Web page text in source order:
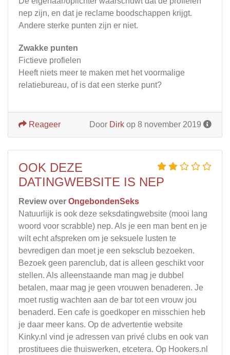
nep zijn, en dat je reclame boodschappen krijgt.
Andere sterke punten zijn er niet.
Zwakke punten
Fictieve profielen
Heeft niets meer te maken met het voormalige
relatiebureau, of is dat een sterke punt?
Door Dirk op 8 november 2019
Reageer
OOK DEZE
DATINGWEBSITE IS NEP
Review over OngebondenSeks
Natuurlijk is ook deze seksdatingwebsite (mooi lang
woord voor scrabble) nep. Als je een man bent en je
wilt echt afspreken om je seksuele lusten te
bevredigen dan moet je een seksclub bezoeken.
Bezoek geen parenclub, dat is alleen geschikt voor
stellen. Als alleenstaande man mag je dubbel
betalen, maar mag je geen vrouwen benaderen. Je
moet rustig wachten aan de bar tot een vrouw jou
benaderd. Een cafe is goedkoper en misschien heb
je daar meer kans. Op de advertentie website
Kinky.nl vind je adressen van privé clubs en ook van
prostituees die thuiswerken, etcetera. Op Hookers.nl